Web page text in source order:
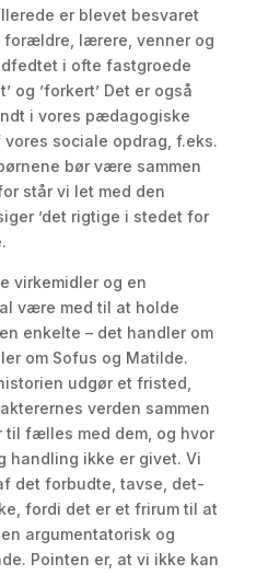
er blevet besvaret
forældre, lærere, venner og
i ofte fastgroede
og ’forkert’ Det er også
i vores pædagogiske
sociale opdrag, f.eks.
bør være sammen
står vi let med den
’det rigtige i stedet for
virkemidler og en
være med til at holde
enkelte – det handler om
om Sofus og Matilde.
udgør et fristed,
verden sammen
til fælles med dem, og hvor
handling ikke er givet. Vi
det forbudte, tavse, det-
fordi det er et frirum til at
argumentatorisk og
Pointen er, at vi ikke kan